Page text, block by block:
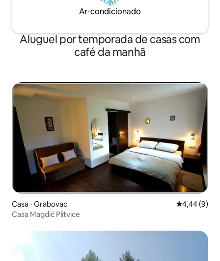
Ar-condicionado
Aluguel por temporada de casas com
café da manhã
Casa ⋅ Grabovac 4,44 de uma
4,44 (9)
Casa Magdić Plitvice